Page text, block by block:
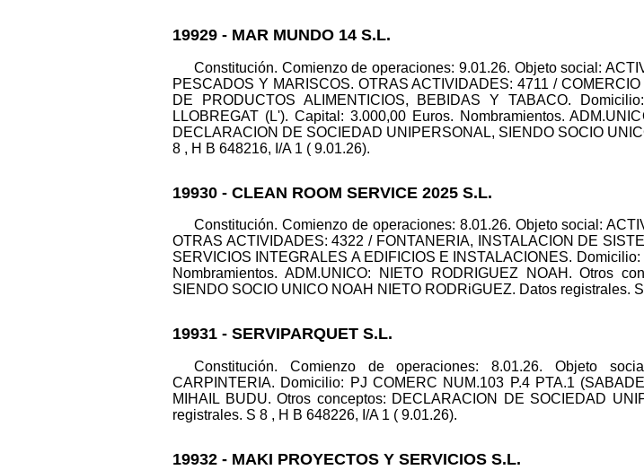
19929 - MAR MUNDO 14 S.L.
Constitución. Comienzo de operaciones: 9.01.26. Objeto social:
PESCADOS Y MARISCOS. OTRAS ACTIVIDADES: 4711 /
DE PRODUCTOS ALIMENTICIOS, BEBIDAS Y TABACO.
LLOBREGAT (L'). Capital: 3.000,00 Euros. Nombramientos.
DECLARACION DE SOCIEDAD UNIPERSONAL, SIENDO SOCIO
8 , H B 648216, I/A 1 ( 9.01.26).
19930 - CLEAN ROOM SERVICE 2025 S.L.
Constitución. Comienzo de operaciones: 8.01.26. Objeto social:
OTRAS ACTIVIDADES: 4322 / FONTANERIA, INSTALACION DE
SERVICIOS INTEGRALES A EDIFICIOS E INSTALACIONES.
Nombramientos. ADM.UNICO: NIETO RODRIGUEZ NOAH. Otros
SIENDO SOCIO UNICO NOAH NIETO RODRiGUEZ. Datos registrales.
19931 - SERVIPARQUET S.L.
Constitución. Comienzo de operaciones: 8.01.26. Objeto
CARPINTERIA. Domicilio: PJ COMERC NUM.103 P.4 PTA.1
MIHAIL BUDU. Otros conceptos: DECLARACION DE SOCIEDAD
registrales. S 8 , H B 648226, I/A 1 ( 9.01.26).
19932 - MAKI PROYECTOS Y SERVICIOS S.L.